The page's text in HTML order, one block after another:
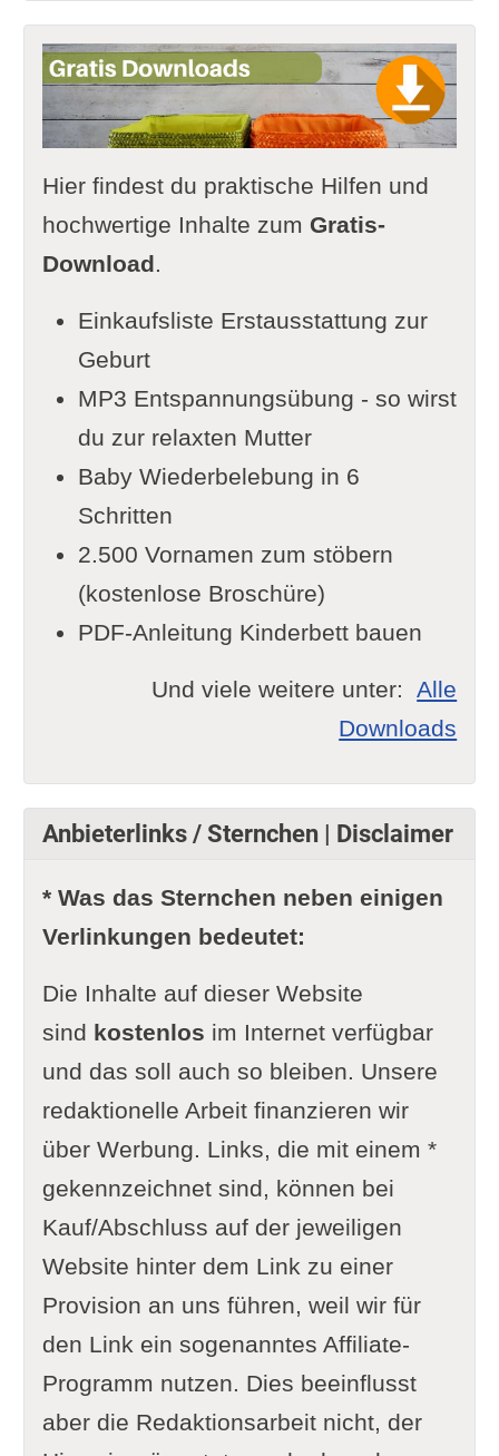
Hier findest du praktische Hilfen und
hochwertige Inhalte zum Gratis-
Download.
Einkaufsliste Erstausstattung zur
Geburt
MP3 Entspannungsübung - so wirst
du zur relaxten Mutter
Baby Wiederbelebung in 6
Schritten
2.500 Vornamen zum stöbern
(kostenlose Broschüre)
PDF-Anleitung Kinderbett bauen
Und viele weitere unter:Alle
Downloads
Anbieterlinks / Sternchen | Disclaimer
* Was das Sternchen neben einigen
Verlinkungen bedeutet:
Die Inhalte auf dieser Website
sind kostenlos im Internet verfügbar
und das soll auch so bleiben. Unsere
redaktionelle Arbeit finanzieren wir
über Werbung. Links, die mit einem *
gekennzeichnet sind, können bei
Kauf/Abschluss auf der jeweiligen
Website hinter dem Link zu einer
Provision an uns führen, weil wir für
den Link ein sogenanntes Affiliate-
Programm nutzen. Dies beeinflusst
aber die Redaktionsarbeit nicht, der